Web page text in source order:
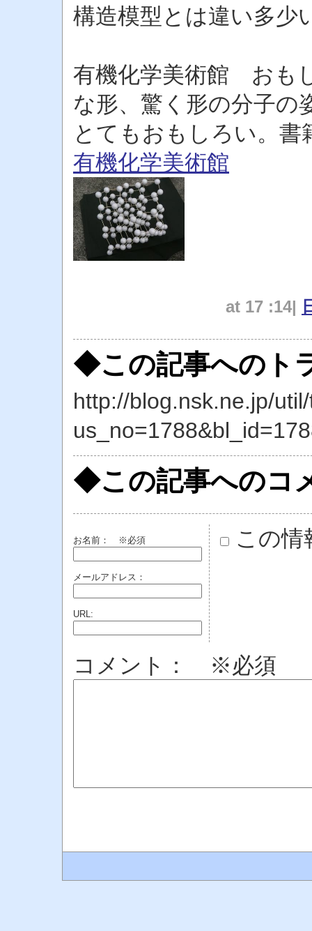
構造模型とは違い多少
有機化学美術館 おも
な形、驚く形の分子の
とてもおもしろい。書
有機化学美術館
at 17 :14|
◆この記事へのト
http://blog.nsk.ne.jp/
◆この記事へのコ
お名前： ※必須
メールアドレス：
URL:
この情
コメント： ※必須